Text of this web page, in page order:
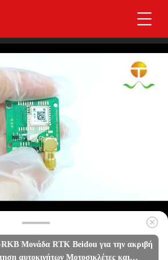
Μονάδα RTK Beidou για την ακριβή
αυτοκινήτων Μοτοσικλέτες και